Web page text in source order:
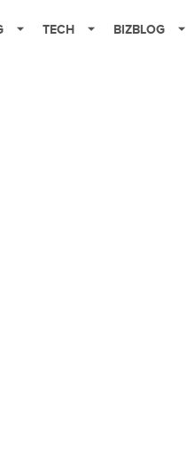
TECH BIZBLOG